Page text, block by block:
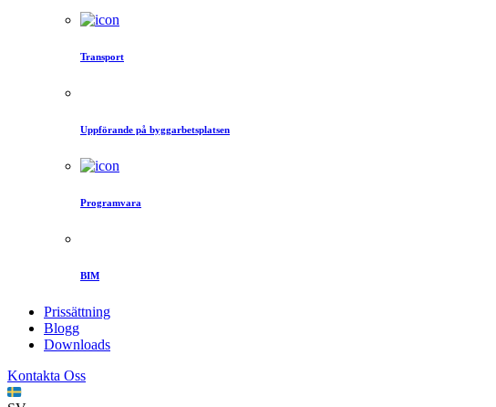
Transport
Uppförande på byggarbetsplatsen
Programvara
BIM
Prissättning
Blogg
Downloads
Kontakta Oss